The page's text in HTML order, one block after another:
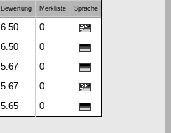
Bewertung Merkliste Sprache
6.50
0
6.50
0
5.67
0
5.67
0
5.65 0